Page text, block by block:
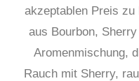
akzeptablen Preis
aus Bourbon,
Aromenmischung,
Rauch mit Sherry,